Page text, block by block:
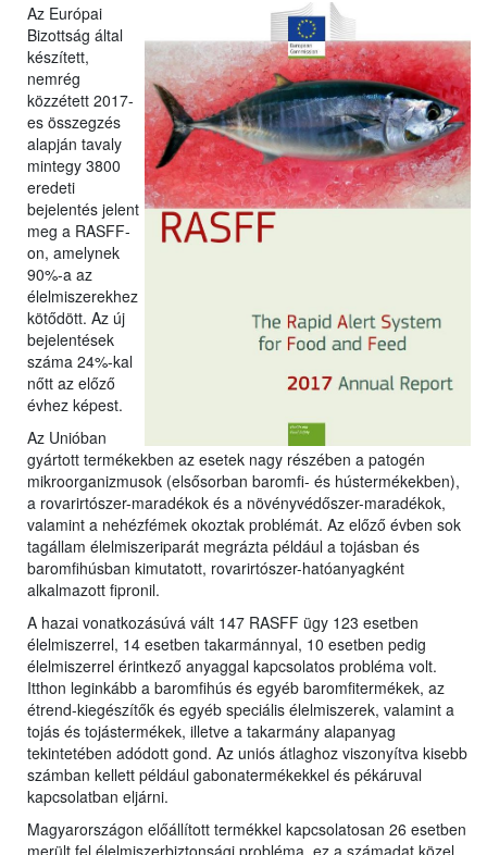
Az Európai
Bizottság által
készített,
nemrég
közzétett 2017-
es összegzés
alapján tavaly
mintegy 3800
eredeti
bejelentés jelent
meg a RASFF-
on, amelynek
90%-a az
élelmiszerekhez
kötődött. Az új
bejelentések
száma 24%-kal
nőtt az előző
évhez képest.
Az Unióban
gyártott termékekben az esetek nagy részében a patogén
mikroorganizmusok (elsősorban baromfi- és hústermékekben),
a rovarirtószer-maradékok és a növényvédőszer-maradékok,
valamint a nehézfémek okoztak problémát. Az előző évben sok
tagállam élelmiszeriparát megrázta például a tojásban és
baromfihúsban kimutatott, rovarirtószer-hatóanyagként
alkalmazott fipronil.
A hazai vonatkozásúvá vált 147 RASFF ügy 123 esetben
élelmiszerrel, 14 esetben takarmánnyal, 10 esetben pedig
élelmiszerrel érintkező anyaggal kapcsolatos probléma volt.
Itthon leginkább a baromfihús és egyéb baromfitermékek, az
étrend-kiegészítők és egyéb speciális élelmiszerek, valamint a
tojás és tojástermékek, illetve a takarmány alapanyag
tekintetében adódott gond. Az uniós átlaghoz viszonyítva kisebb
számban kellett például gabonatermékekkel és pékáruval
kapcsolatban eljárni.
Magyarországon előállított termékkel kapcsolatosan 26 esetben
merült fel élelmiszerbiztonsági probléma, ez a számadat közel